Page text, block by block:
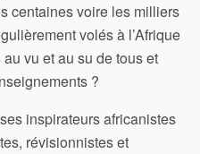
centaines voire les milliers
volés à l’Afrique
vu et au su de tous et
?
inspirateurs africanistes
révisionnistes et